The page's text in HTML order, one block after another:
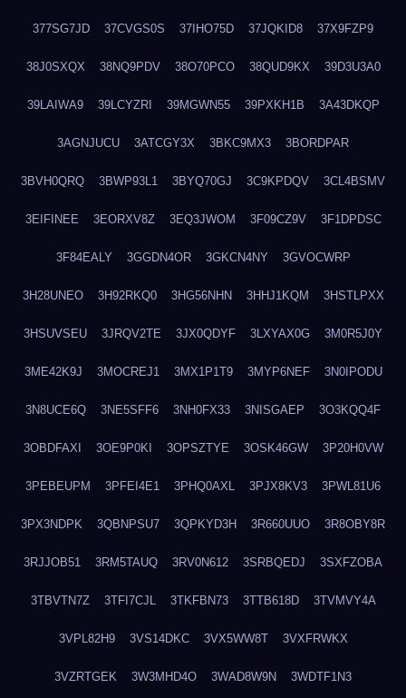
377SG7JD 37CVGS0S 37IHO75D 37JQKID8 37X9FZP9
38J0SXQX 38NQ9PDV 38O70PCO 38QUD9KX 39D3U3A0
39LAIWA9 39LCYZRI 39MGWN55 39PXKH1B 3A43DKQP
3AGNJUCU 3ATCGY3X 3BKC9MX3 3BORDPAR
3BVH0QRQ 3BWP93L1 3BYQ70GJ 3C9KPDQV 3CL4BSMV
3EIFINEE 3EORXV8Z 3EQ3JWOM 3F09CZ9V 3F1DPDSC
3F84EALY 3GGDN4OR 3GKCN4NY 3GVOCWRP
3H28UNEO 3H92RKQ0 3HG56NHN 3HHJ1KQM 3HSTLPXX
3HSUVSEU 3JRQV2TE 3JX0QDYF 3LXYAX0G 3M0R5J0Y
3ME42K9J 3MOCREJ1 3MX1P1T9 3MYP6NEF 3N0IPODU
3N8UCE6Q 3NE5SFF6 3NH0FX33 3NISGAEP 3O3KQQ4F
3OBDFAXI 3OE9P0KI 3OPSZTYE 3OSK46GW 3P20H0VW
3PEBEUPM 3PFEI4E1 3PHQ0AXL 3PJX8KV3 3PWL81U6
3PX3NDPK 3QBNPSU7 3QPKYD3H 3R660UUO 3R8OBY8R
3RJJOB51 3RM5TAUQ 3RV0N612 3SRBQEDJ 3SXFZOBA
3TBVTN7Z 3TFI7CJL 3TKFBN73 3TTB618D 3TVMVY4A
3VPL82H9 3VS14DKC 3VX5WW8T 3VXFRWKX
3VZRTGEK 3W3MHD4O 3WAD8W9N 3WDTF1N3